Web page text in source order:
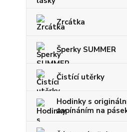
Zrcátka
Šperky SUMMER
Čistící utěrky
Hodinky s
zapínáním na